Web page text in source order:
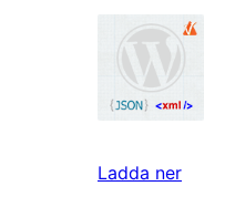
Ladda ner